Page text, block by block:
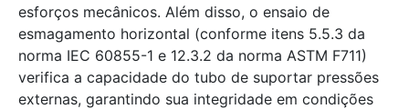
esforços mecânicos. Além disso, o ensaio de
esmagamento horizontal (conforme itens 5.5.3 da
norma IEC 60855-1 e 12.3.2 da norma ASTM F711)
verifica a capacidade do tubo de suportar pressões
externas, garantindo sua integridade em condições